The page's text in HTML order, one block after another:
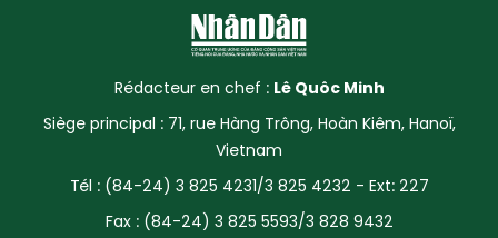
Rédacteur en chef : Lê Quôc Minh
Siège principal : 71, rue Hàng Trông, Hoàn Kiêm, Hanoï,
Vietnam
Tél : (84-24) 3 825 4231/3 825 4232 - Ext: 227
Fax : (84-24) 3 825 5593/3 828 9432